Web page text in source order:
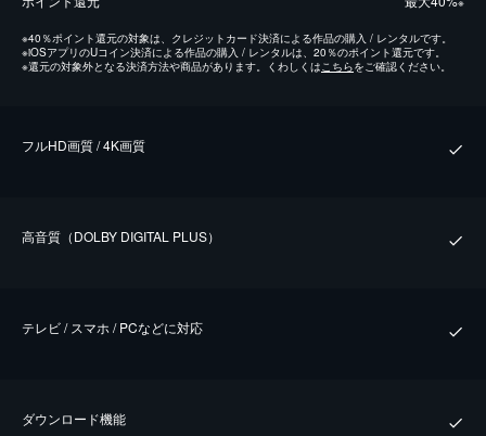
※40％ポイント還元の対象は、クレジットカード決済による作品の購入 / レンタルです。
※iOSアプリのUコイン決済による作品の購入 / レンタルは、20％のポイント還元です。
※還元の対象外となる決済方法や商品があります。くわしくはこちらをご確認ください。
フルHD画質 / 4K画質
⾼⾳質（DOLBY DIGITAL PLUS）
テレビ / スマホ / PCなどに対応
ダウンロード機能